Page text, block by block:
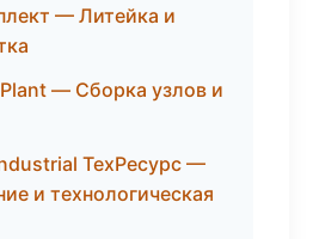
— Литейка и
— Сборка узлов и
ТехРесурс —
и технологическая